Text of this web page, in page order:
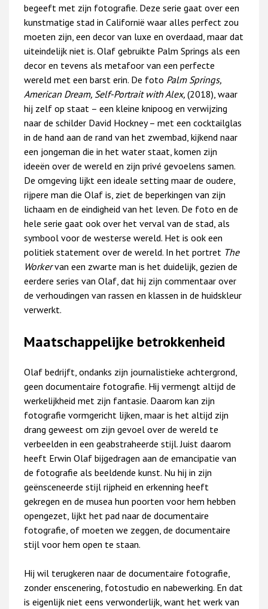
begeeft met zijn fotografie. Deze serie gaat over een
kunstmatige stad in Californië waar alles perfect zou
moeten zijn, een decor van luxe en overdaad, maar dat
uiteindelijk niet is. Olaf gebruikte Palm Springs als een
decor en tevens als metafoor van een perfecte
wereld met een barst erin. De foto Palm Springs,
American Dream, Self-Portrait with Alex, (2018), waar
hij zelf op staat – een kleine knipoog en verwijzing
naar de schilder David Hockney – met een cocktailglas
in de hand aan de rand van het zwembad, kijkend naar
een jongeman die in het water staat, komen zijn
ideeën over de wereld en zijn privé gevoelens samen.
De omgeving lijkt een ideale setting maar de oudere,
rijpere man die Olaf is, ziet de beperkingen van zijn
lichaam en de eindigheid van het leven. De foto en de
hele serie gaat ook over het verval van de stad, als
symbool voor de westerse wereld. Het is ook een
politiek statement over de wereld. In het portret The
Workervan een zwarte man is het duidelijk, gezien de
eerdere series van Olaf, dat hij zijn commentaar over
de verhoudingen van rassen en klassen in de huidskleur
verwerkt.
Maatschappelijke betrokkenheid
Olaf bedrijft, ondanks zijn journalistieke achtergrond,
geen documentaire fotografie. Hij vermengt altijd de
werkelijkheid met zijn fantasie. Daarom kan zijn
fotografie vormgericht lijken, maar is het altijd zijn
drang geweest om zijn gevoel over de wereld te
verbeelden in een geabstraheerde stijl. Juist daarom
heeft Erwin Olaf bijgedragen aan de emancipatie van
de fotografie als beeldende kunst. Nu hij in zijn
geënsceneerde stijl rijpheid en erkenning heeft
gekregen en de musea hun poorten voor hem hebben
opengezet, lijkt het pad naar de documentaire
fotografie, of moeten we zeggen, de documentaire
stijl voor hem open te staan.
Hij wil terugkeren naar de documentaire fotografie,
zonder enscenering, fotostudio en nabewerking. En dat
is eigenlijk niet eens verwonderlijk, want het werk van